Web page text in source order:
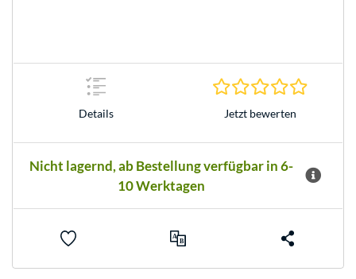
Details Jetzt bewerten
Nicht lagernd, ab Bestellung verfügbar in 6-
10 Werktagen